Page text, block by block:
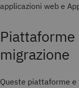
applicazioni web e
migrazione
Queste piattaforme